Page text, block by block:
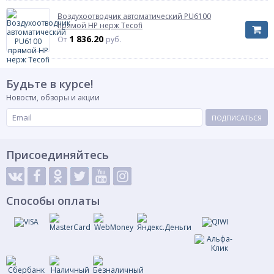
Присоединительный размер
G1/4"
Максимальная температура измеряемой
среды
Особенности конструкции
Радиальное
Межповерочный интервал
Воздухоотводчик автоматический PU6100
прямой НР нерж Tecofi
От 1 836.20 руб.
Будьте в курсе!
Новости, обзоры и акции
ПОДПИСАТЬСЯ
Присоединяйтесь
Способы оплаты